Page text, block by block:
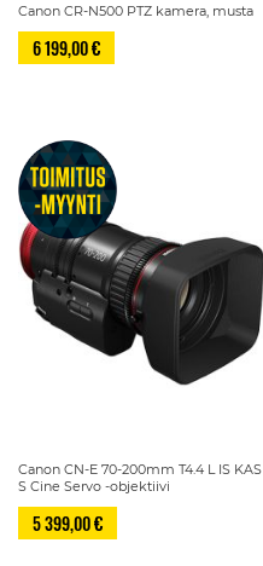
Canon CR-N500 PTZ kamera, musta
6 199,00 €
Canon CN-E 70-200mm T4.4 L IS KAS
S Cine Servo -objektiivi
5 399,00 €